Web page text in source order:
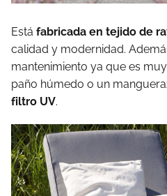
Está fabricada en tejido de
calidad y modernidad.
mantenimiento ya que es
paño húmedo o un
filtro UV.